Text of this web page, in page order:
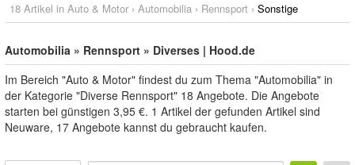
18 Artikel in Auto & Motor › Automobilia › Rennsport › Sonstige
Automobilia » Rennsport » Diverses | Hood.de
Im Bereich "Auto & Motor" findest du zum Thema "Automobilia" in
der Kategorie "Diverse Rennsport" 18 Angebote. Die Angebote
starten bei günstigen 3,95 €. 1 Artikel der gefunden Artikel sind
Neuware, 17 Angebote kannst du gebraucht kaufen.